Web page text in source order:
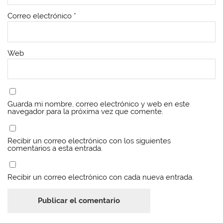
Correo electrónico *
Web
Guarda mi nombre, correo electrónico y web en este
navegador para la próxima vez que comente.
Recibir un correo electrónico con los siguientes
comentarios a esta entrada.
Recibir un correo electrónico con cada nueva entrada.